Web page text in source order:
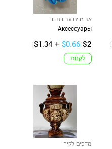
אביזרים עבודת יד
Аксессуары
$2
($1.34 + $0.66)
לִקְנוֹת
(
מדפים לקיר